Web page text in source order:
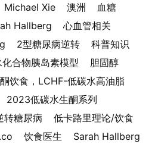
Michael Xie 澳洲
血糖
Hallberg
心血管相关
2型糖尿病逆转
科普知识
化合物胰岛素模型
胆固醇
饮食，LCHF-低碳水高油脂
2023低碳水生酮系列
转糖尿病
低卡路里理论/饮食
饮食医生
Sarah Hallberg